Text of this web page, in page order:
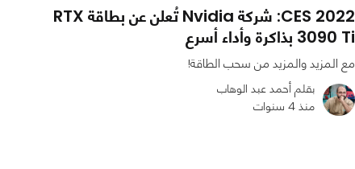
CES 2022: شركة Nvidia تُعلن عن بطاقة RTX
3090 Ti بذاكرة وأداء أسرع
مع المزيد والمزيد من سحب الطاقة!
بقلم أحمد عبد الوهاب
منذ 4 سنوات